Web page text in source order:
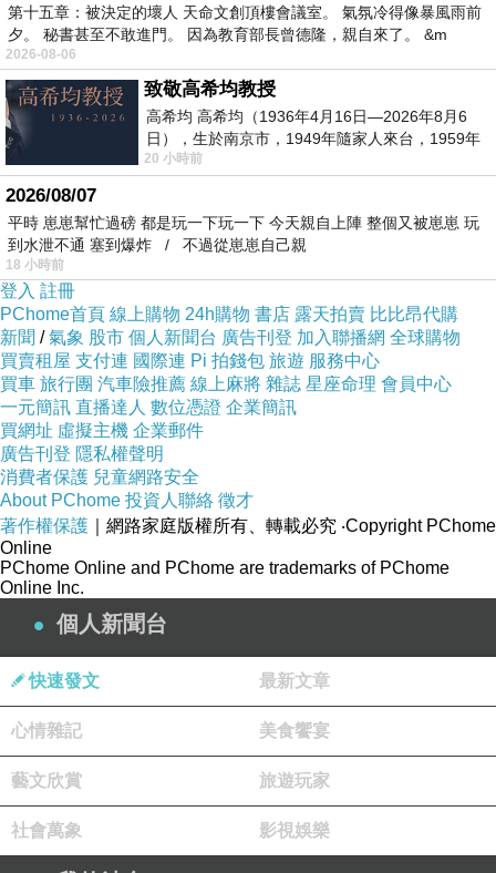
第十五章：被決定的壞人 天命文創頂樓會議室。 氣氛冷得像暴風雨前
夕。 秘書甚至不敢進門。 因為教育部長曾德隆，親自來了。 &m
2026-08-06
致敬高希均教授
高希均 高希均（1936年4月16日—2026年8月6
日），生於南京市，1949年隨家人來台，1959年
赴美深造並取得經濟發展博士學位。曾任
20 小時前
2026/08/07
平時 崽崽幫忙過磅 都是玩一下玩一下 今天親自上陣 整個又被崽崽 玩
到水泄不通 塞到爆炸 / 不過從崽崽自己親
18 小時前
登入 註冊
PChome首頁 線上購物 24h購物 書店 露天拍賣 比比昂代購
新聞 /氣象 股市 個人新聞台 廣告刊登 加入聯播網 全球購物
買賣租屋 支付連 國際連 Pi 拍錢包 旅遊 服務中心
買車 旅行團 汽車險推薦 線上麻將 雜誌 星座命理 會員中心
一元簡訊 直播達人 數位憑證 企業簡訊
買網址 虛擬主機 企業郵件
廣告刊登 隱私權聲明
消費者保護 兒童網路安全
About PChome 投資人聯絡 徵才
著作權保護 ｜網路家庭版權所有、轉載必究 ‧Copyright PChome
Online
PChome Online and PChome are trademarks of PChome
Online Inc.
個人新聞台
快速發文 最新文章
心情雜記 美食饗宴
藝文欣賞 旅遊玩家
社會萬象 影視娛樂